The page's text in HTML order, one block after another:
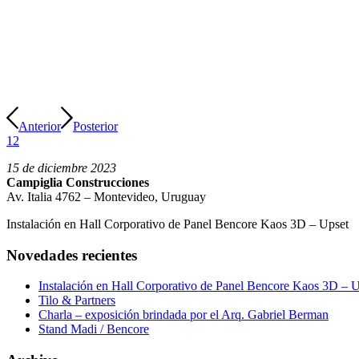
Anterior
Posterior
1 2
15 de diciembre 2023
Campiglia Construcciones
Av. Italia 4762 – Montevideo, Uruguay
Instalación en Hall Corporativo de Panel Bencore Kaos 3D – Upset
Novedades recientes
Instalación en Hall Corporativo de Panel Bencore Kaos 3D –
Tilo & Partners
Charla – exposición brindada por el Arq. Gabriel Berman
Stand Madi / Bencore